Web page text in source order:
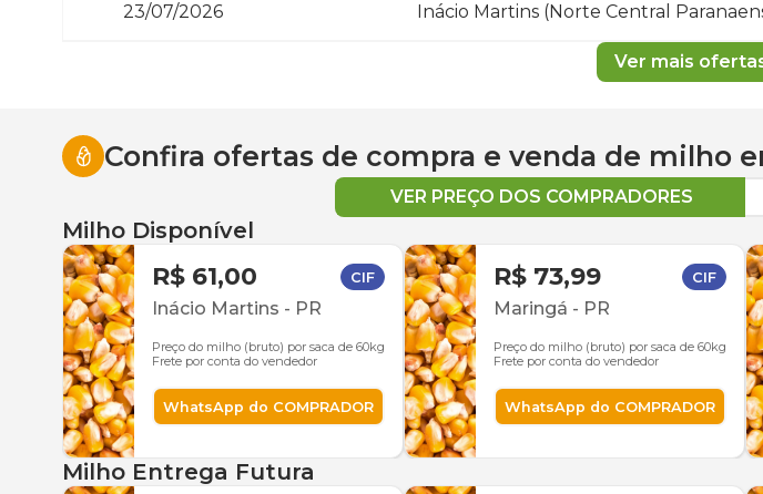
23/07/2026 Inácio Martins (Norte Central
Ver mais
Confira ofertas de compra e venda de milho
VER PREÇO DOS COMPRADORES
Milho Disponível
R$ 61,00 CIF
Inácio Martins - PR
Preço do milho (bruto) por saca de 60kg
Frete por conta do vendedor
WhatsApp do COMPRADOR
R$ 73,99 CIF
Maringá - PR
Preço do milho (bruto) por saca de 60kg
Frete por conta do vendedor
WhatsApp do COMPRADOR
Milho Entrega Futura